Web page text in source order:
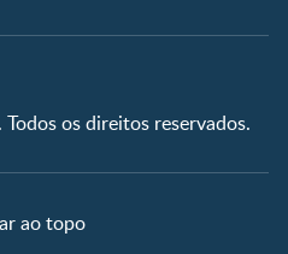
os direitos reservados.
ao topo